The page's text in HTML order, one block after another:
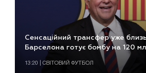
Сенсаційний трансфер уже
Барселона готує бомбу на 120
13:20 | СВІТОВИЙ ФУТБОЛ